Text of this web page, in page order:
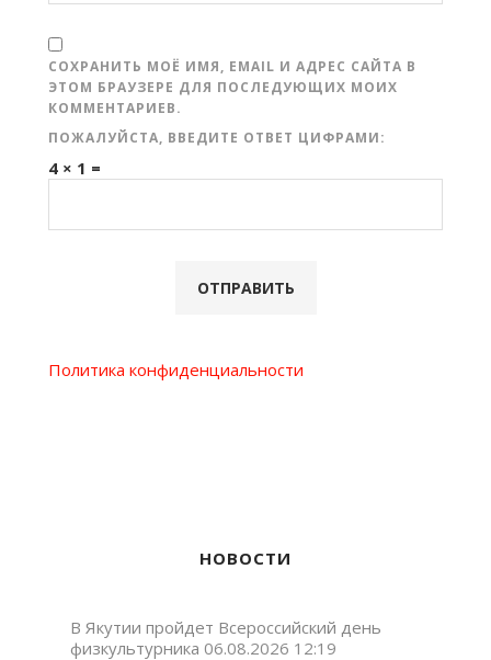
СОХРАНИТЬ МОЁ ИМЯ, EMAIL И АДРЕС САЙТА В
ЭТОМ БРАУЗЕРЕ ДЛЯ ПОСЛЕДУЮЩИХ МОИХ
КОММЕНТАРИЕВ.
ПОЖАЛУЙСТА, ВВЕДИТЕ ОТВЕТ ЦИФРАМИ:
4 × 1 =
Политика конфиденциальности
НОВОСТИ
В Якутии пройдет Всероссийский день
физкультурника 06.08.2026 12:19